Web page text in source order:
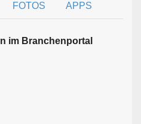
FOTOS APPS
im Branchen­portal